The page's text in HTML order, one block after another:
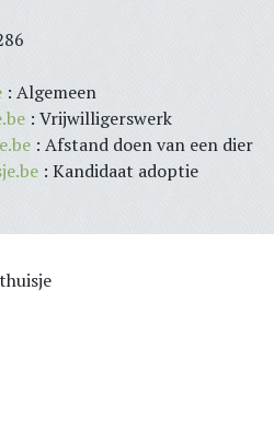
: Algemeen
: Vrijwilligerswerk
: Afstand doen van een dier
: Kandidaat adoptie